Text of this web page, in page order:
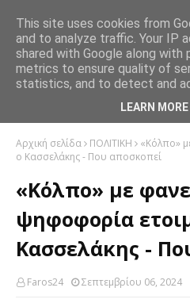
Αρχική σελίδα ΠΟΛΙΤΙΚΗ
«Κόλπο»
ο Κασσελάκης - Που αποσκοπεί
«Κόλπο» με
ψηφοφορία
Κασσελάκης -
Faros24 Σεπτεμβρίου 06, 2024
This site uses cookies from
and to analyze traffic. Your IP
shared with Google along with
metrics to ensure quality of
statistics, and to detect and
LEARN MORE